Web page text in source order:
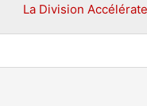
La Division